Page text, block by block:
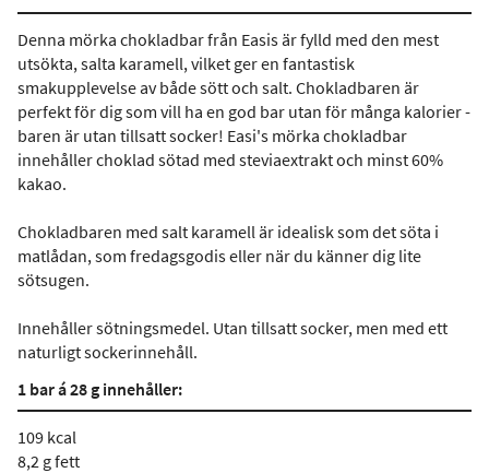
Denna mörka chokladbar från Easis är fylld med den mest
utsökta, salta karamell, vilket ger en fantastisk
smakupplevelse av både sött och salt. Chokladbaren är
perfekt för dig som vill ha en god bar utan för många kalorier -
baren är utan tillsatt socker! Easi's mörka chokladbar
innehåller choklad sötad med steviaextrakt och minst 60%
kakao.
Chokladbaren med salt karamell är idealisk som det söta i
matlådan, som fredagsgodis eller när du känner dig lite
sötsugen.
Innehåller sötningsmedel. Utan tillsatt socker, men med ett
naturligt sockerinnehåll.
1 bar á 28 g innehåller:
109 kcal
8,2 g fett